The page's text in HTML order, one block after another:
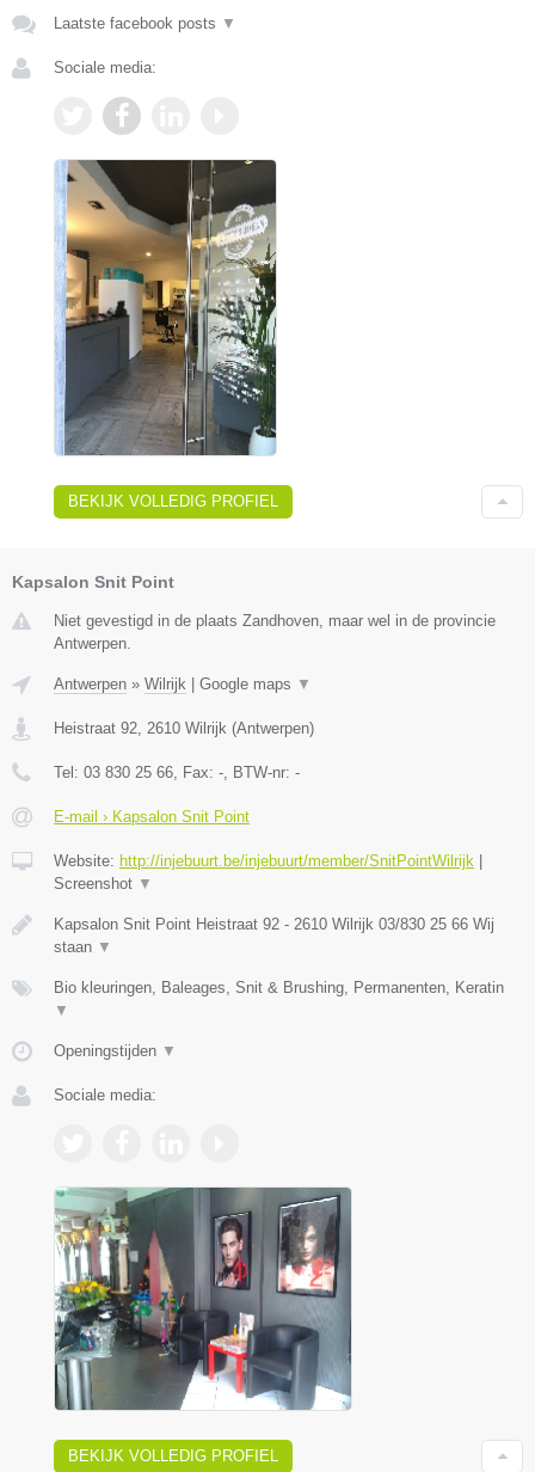
Laatste facebook posts ▼
Sociale media:
BEKIJK VOLLEDIG PROFIEL
Kapsalon Snit Point
Niet gevestigd in de plaats Zandhoven, maar wel in de provincie
Antwerpen.
Antwerpen » Wilrijk Google maps ▼
Heistraat 92, 2610 Wilrijk (Antwerpen)
Tel: 03 830 25 66, Fax: -, BTW-nr: -
E-mail › Kapsalon Snit Point
Website: http://injebuurt.be/injebuurt/member/SnitPointWilrijk
Screenshot ▼
Kapsalon Snit Point Heistraat 92 - 2610 Wilrijk 03/830 25 66 Wij
staan ▼
Bio kleuringen, Baleages, Snit & Brushing, Permanenten, Keratin
▼
Openingstijden ▼
Sociale media:
BEKIJK VOLLEDIG PROFIEL